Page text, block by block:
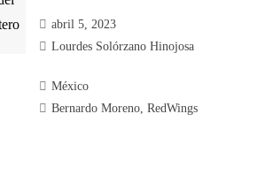
abril 5, 2023
Lourdes Solórzano Hinojosa
México
Bernardo Moreno, RedWings